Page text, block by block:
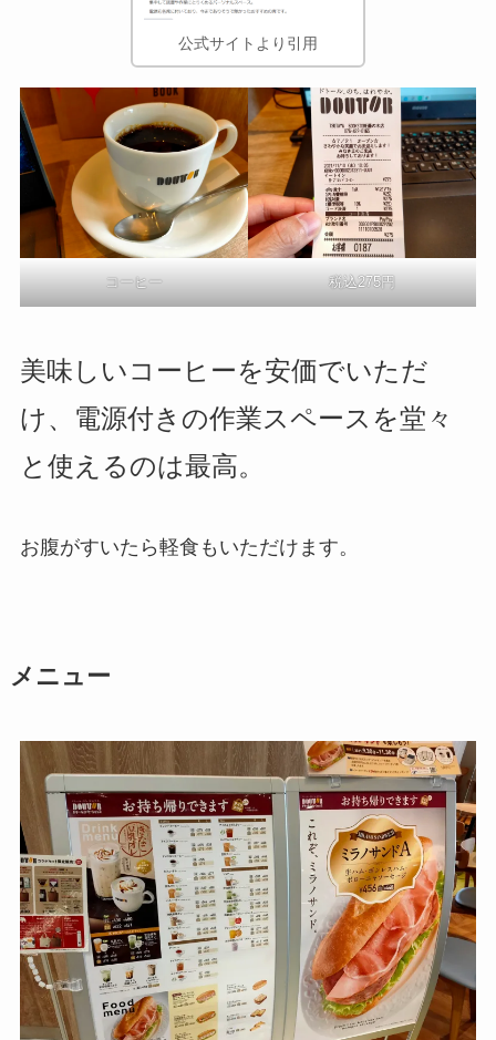
公式サイトより引用
コーヒー 税込275円
美味しいコーヒーを安価でいただ
け、電源付きの作業スペースを堂々
と使えるのは最高。
お腹がすいたら軽食もいただけます。
メニュー